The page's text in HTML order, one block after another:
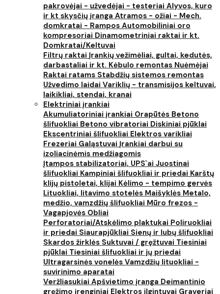
pakrovėjai - užvedėjai - testeriai Alyvos, kuro
ir kt skysčių įranga Atramos - ožiai - Mech.
domkratai - Rampos Automobiliniai oro
kompresoriai Dinamometriniai raktai ir kt.
Domkratai/Keltuvai
Filtrų raktai Įrankių vežimėliai, gultai, kedutės,
darbastaliai ir kt. Kėbulo remontas Nuėmėjai
Raktai ratams Stabdžių sistemos remontas
Užvedimo laidai Variklių - transmisijos keltuvai,
laikikliai, stendai, kranai
Elektriniai įrankiai
Akumuliatoriniai įrankiai Orapūtės Betono
šlifuokliai Betono vibratoriai Diskiniai pjūklai
Ekscentriniai šlifuokliai Elektros varikliai
Frezeriai Galąstuvai Įrankiai darbui su
izoliacinėmis medžiagomis
Įtampos stabilizatoriai, UPS`ai Juostinai
šlifuokliai Kampiniai šlifuokliai ir priedai Karštų
klijų pistoletai, klijai Kėlimo - tempimo gervės
Lituokliai, litavimo stotelės Maišyklės Metalo,
medžio, vamzdžių šlifuokliai Mūro frezos -
Vagapjovės Obliai
Perforatoriai/Atskėlimo plaktukai Poliruokliai
ir priedai Siaurapjūkliai Sienų ir lubų šlifuokliai
Skardos žirklės Suktuvai / gręžtuvai Tiesiniai
pjūklai Tiesiniai šlifuokliai ir jų priedai
Ultragarsinės vonelės Vamzdžių lituokliai -
suvirinimo aparatai
Veržliasukiai Apšvietimo įranga Deimantinio
gręžimo įrenginiai Elektros ilgintuvai Graveriai